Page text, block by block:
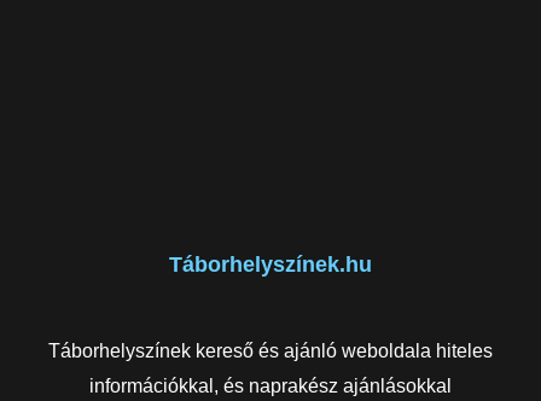
Táborhelyszínek.hu
Táborhelyszínek kereső és ajánló weboldala hiteles
információkkal, és naprakész ajánlásokkal